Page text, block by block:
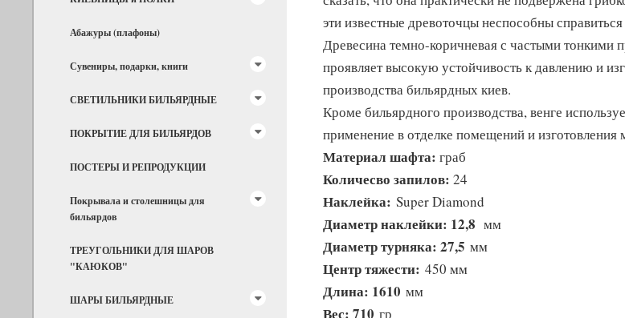
Абажуры (плафоны)
Сувениры, подарки, книги
СВЕТИЛЬНИКИ БИЛЬЯРДНЫЕ
ПОКРЫТИЕ ДЛЯ БИЛЬЯРДОВ
ПОСТЕРЫ И РЕПРОДУКЦИИ
Покрывала и столешницы для
бильярдов
ТРЕУГОЛЬНИКИ ДЛЯ ШАРОВ
"КАЮКОВ"
ШАРЫ БИЛЬЯРДНЫЕ
эти известные древоточцы неспособны
Древесина темно-коричневая с частыми тонкими
проявляет высокую устойчивость к давлению и
производства бильярдных киев.
Кроме бильярдного производства, венге
применение в отделке помещений и изготовления
Материал шафта: граб
Количесво запилов: 24
Наклейка: Super Diamond
Диаметр наклейки: 12,8 мм
Диаметр турняка: 27,5 мм
Центр тяжести: 450 мм
Длина: 1610 мм
Вес: 710 гр